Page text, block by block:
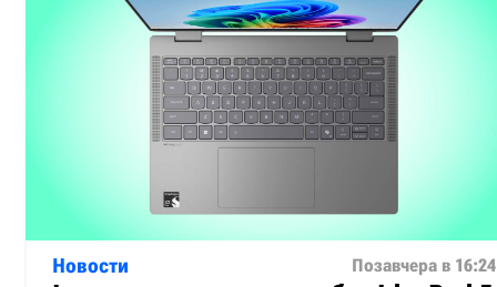
Новости Позавчера в 16:24